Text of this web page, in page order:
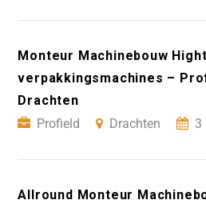
Monteur Machinebouw
verpakkingsmachines –
Drachten
Profield
Drachten 3
Allround Monteur